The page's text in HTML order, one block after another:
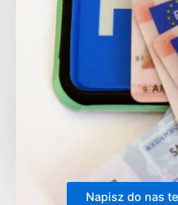
Napisz do nas